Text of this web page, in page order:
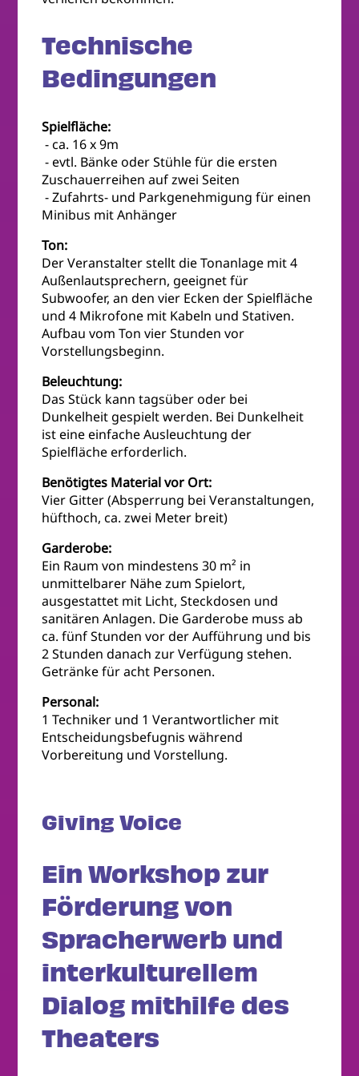
Technische
Bedingungen
Spielfläche:
- ca. 16 x 9m
- evtl. Bänke oder Stühle für die ersten
Zuschauerreihen auf zwei Seiten
- Zufahrts- und Parkgenehmigung für einen
Minibus mit Anhänger
Ton:
Der Veranstalter stellt die Tonanlage mit 4
Außenlautsprechern, geeignet für
Subwoofer, an den vier Ecken der Spielfläche
und 4 Mikrofone mit Kabeln und Stativen.
Aufbau vom Ton vier Stunden vor
Vorstellungsbeginn.
Beleuchtung:
Das Stück kann tagsüber oder bei
Dunkelheit gespielt werden. Bei Dunkelheit
ist eine einfache Ausleuchtung der
Spielfläche erforderlich.
Benötigtes Material vor Ort:
Vier Gitter (Absperrung bei Veranstaltungen,
hüfthoch, ca. zwei Meter breit)
Garderobe:
Ein Raum von mindestens 30 m² in
unmittelbarer Nähe zum Spielort,
ausgestattet mit Licht, Steckdosen und
sanitären Anlagen. Die Garderobe muss ab
ca. fünf Stunden vor der Aufführung und bis
2 Stunden danach zur Verfügung stehen.
Getränke für acht Personen.
Personal:
1 Techniker und 1 Verantwortlicher mit
Entscheidungsbefugnis während
Vorbereitung und Vorstellung.
Giving Voice
Ein Workshop zur
Förderung von
Spracherwerb und
interkulturellem
Dialog mithilfe des
Theaters